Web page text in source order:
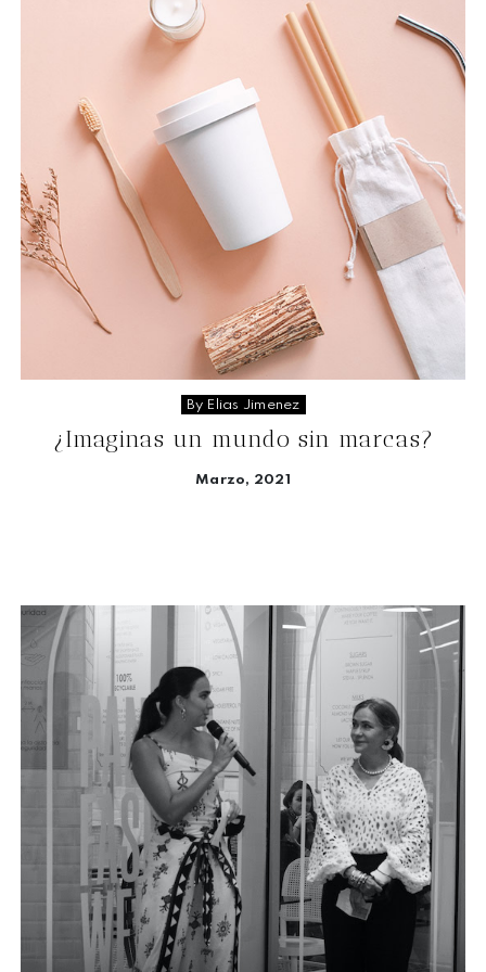
By Elias Jimenez
¿Imaginas un mundo sin marcas?
Marzo, 2021